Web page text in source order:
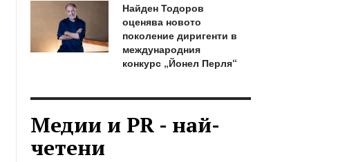
Найден Тодоров
оценява новото
поколение диригенти в
международния
конкурс „Йонел Перля“
Медии и PR - най-
четени